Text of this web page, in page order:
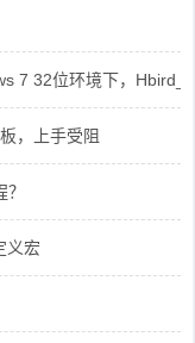
7 32位环境下，
，上手受阻
义宏